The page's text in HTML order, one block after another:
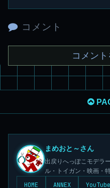
コメント
コメン
まめおと～さん
出戻りへっぽこモデラ
ル・トイガン・映画・
HOME ANNEX YouTube